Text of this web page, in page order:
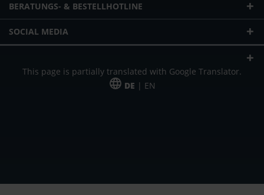
BERATUNGS- & BESTELLHOTLINE
SOCIAL MEDIA
This page is partially translated with Google Translator.
DE | EN